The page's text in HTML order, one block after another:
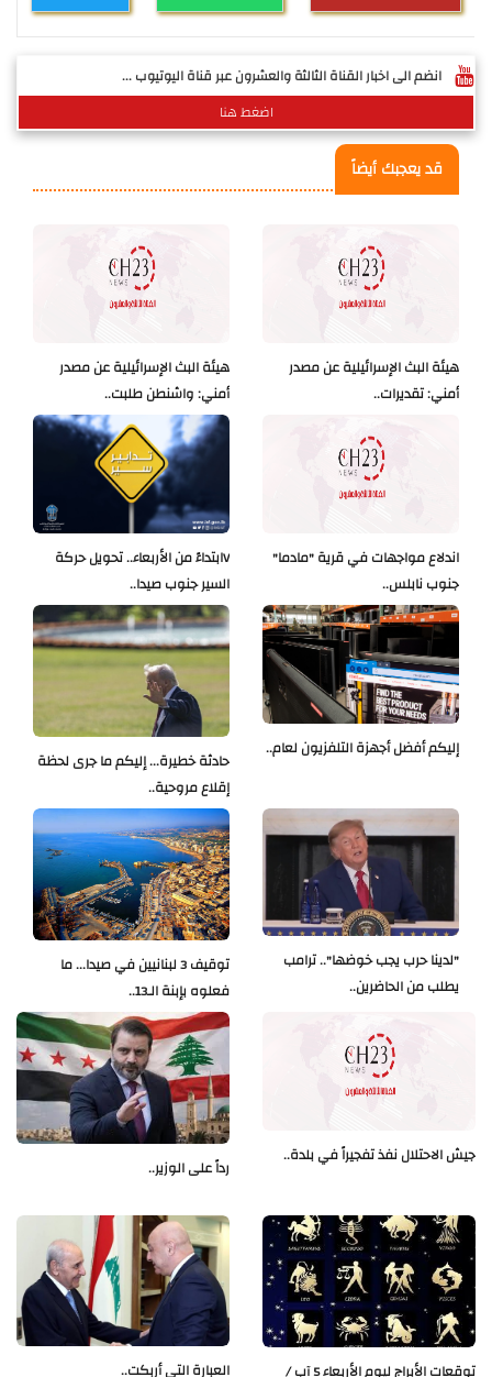
انضم الى اخبار القناة الثالثة والعشرون عبر قناة اليوتيوب ...
اضغط هنا
قد يعجبك أيضاً
هيئة البث الإسرائيلية عن مصدر
أمني: واشنطن طلبت..
هيئة البث الإسرائيلية عن مصدر
أمني: تقديرات..
Vابتداءً من الأربعاء.. تحويل حركة
السير جنوب صيدا..
اندلاع مواجهات في قرية "مادما"
جنوب نابلس..
حادثة خطيرة... إليكم ما جرى لحظة
إقلاع مروحية..
إليكم أفضل أجهزة التلفزيون لعام..
توقيف 3 لبنانيين في صيدا... ما
فعلوه بإبنة الـ13..
"لدينا حرب يجب خوضها".. ترامب
يطلب من الحاضرين..
رداً على الوزير..
جيش الاحتلال نفذ تفجيراً في بلدة..
العبارة التي أربكت..